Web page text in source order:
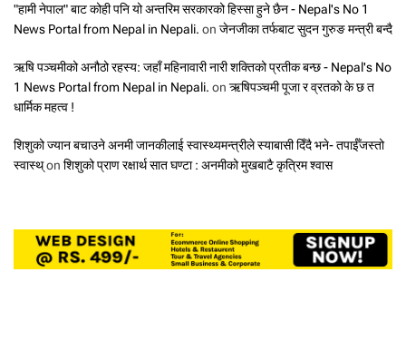
"हामी नेपाल" बाट कोही पनि यो अन्तरिम सरकारको हिस्सा हुने छैन - Nepal's No 1
News Portal from Nepal in Nepali. on जेनजीका तर्फबाट सुदन गुरुङ मन्त्री बन्दै
ऋषि पञ्चमीको अनौठो रहस्य: जहाँ महिनावारी नारी शक्तिको प्रतीक बन्छ - Nepal's No
1 News Portal from Nepal in Nepali. on ऋषिपञ्चमी पूजा र व्रतको के छ त
धार्मिक महत्व !
शिशुको ज्यान बचाउने अनमी जानकीलाई स्वास्थ्यमन्त्रीले स्याबासी दिँदै भने- तपाईँजस्तो
स्वास्थ्on शिशुको प्राण रक्षार्थ सात घण्टा : अनमीको मुखबाटै कृत्रिम श्वास